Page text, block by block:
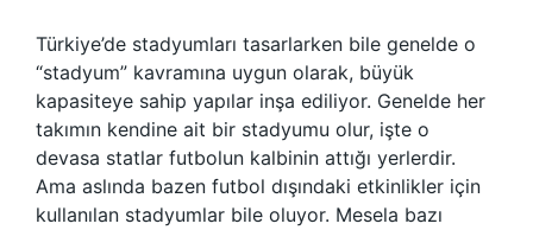
Türkiye’de stadyumları tasarlarken bile genelde o
“stadyum” kavramına uygun olarak, büyük
kapasiteye sahip yapılar inşa ediliyor. Genelde her
takımın kendine ait bir stadyumu olur, işte o
devasa statlar futbolun kalbinin attığı yerlerdir.
Ama aslında bazen futbol dışındaki etkinlikler için
kullanılan stadyumlar bile oluyor. Mesela bazı